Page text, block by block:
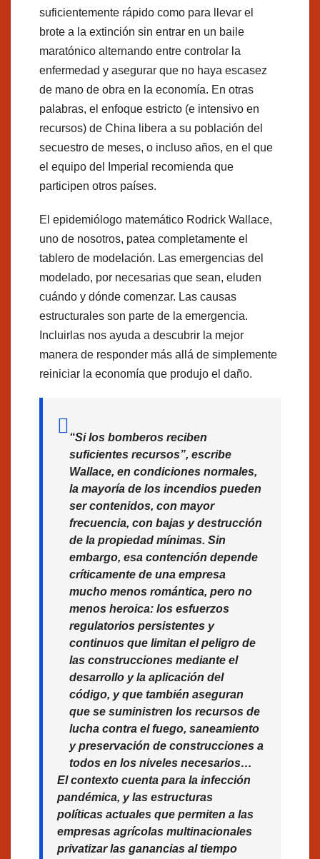
suficientemente rápido como para llevar el
brote a la extinción sin entrar en un baile
maratónico alternando entre controlar la
enfermedad y asegurar que no haya escasez
de mano de obra en la economía. En otras
palabras, el enfoque estricto (e intensivo en
recursos) de China libera a su población del
secuestro de meses, o incluso años, en el que
el equipo del Imperial recomienda que
participen otros países.
El epidemiólogo matemático Rodrick Wallace,
uno de nosotros, patea completamente el
tablero de modelación. Las emergencias del
modelado, por necesarias que sean, eluden
cuándo y dónde comenzar. Las causas
estructurales son parte de la emergencia.
Incluirlas nos ayuda a descubrir la mejor
manera de responder más allá de simplemente
reiniciar la economía que produjo el daño.
“Si los bomberos reciben
suficientes recursos”, escribe
Wallace, en condiciones normales,
la mayoría de los incendios pueden
ser contenidos, con mayor
frecuencia, con bajas y destrucción
de la propiedad mínimas. Sin
embargo, esa contención depende
críticamente de una empresa
mucho menos romántica, pero no
menos heroica: los esfuerzos
regulatorios persistentes y
continuos que limitan el peligro de
las construcciones mediante el
desarrollo y la aplicación del
código, y que también aseguran
que se suministren los recursos de
lucha contra el fuego, saneamiento
y preservación de construcciones a
todos en los niveles necesarios…
El contexto cuenta para la infección
pandémica, y las estructuras
políticas actuales que permiten a las
empresas agrícolas multinacionales
privatizar las ganancias al tiempo